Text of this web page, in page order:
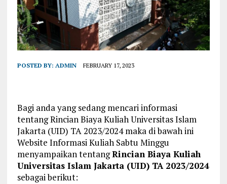
POSTED BY: ADMIN FEBRUARY 17, 2023
Bagi anda yang sedang mencari informasi
tentang Rincian Biaya Kuliah Universitas Islam
Jakarta (UID) TA 2023/2024 maka di bawah ini
Website Informasi Kuliah Sabtu Minggu
menyampaikan tentangRincian Biaya Kuliah
Universitas Islam Jakarta (UID) TA 2023/2024
sebagai berikut: